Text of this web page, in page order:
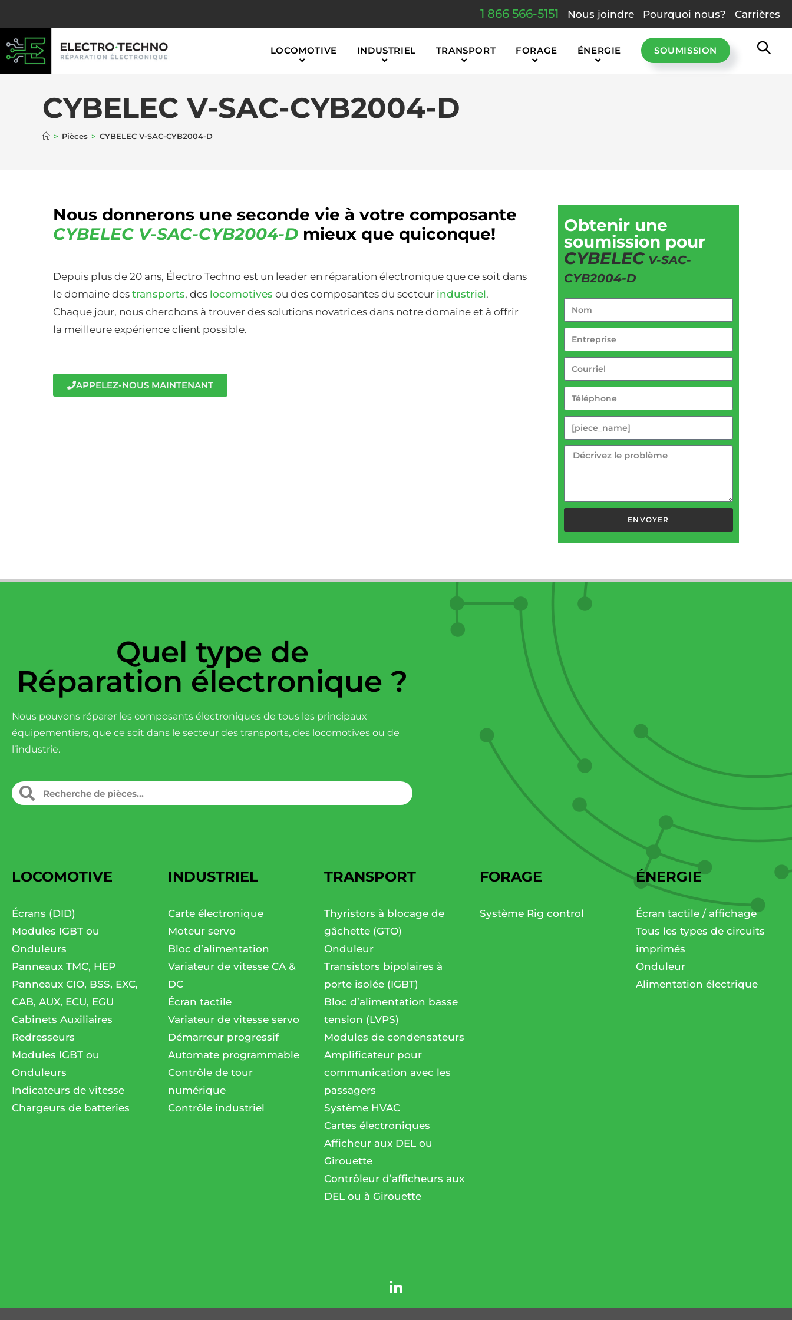
1 866 566-5151 Nous joindre Pourquoi nous? Carrières
LOCOMOTIVE INDUSTRIEL TRANSPORT FORAGE ÉNERGIE SOUMISSION
CYBELEC V-SAC-CYB2004-D
> Pièces > CYBELEC V-SAC-CYB2004-D
Nous donnerons une seconde vie à votre composante
CYBELEC V-SAC-CYB2004-D mieux que quiconque!
Depuis plus de 20 ans, Électro Techno est un leader en réparation électronique que ce soit dans
le domaine des transports, des locomotives ou des composantes du secteur industriel.
Chaque jour, nous cherchons à trouver des solutions novatrices dans notre domaine et à offrir
la meilleure expérience client possible.
APPELEZ-NOUS MAINTENANT
Obtenir une
soumission pour
CYBELECV-SAC-
CYB2004-D
ENVOYER
Quel type de
Réparation électronique ?
Nous pouvons réparer les composants électroniques de tous les principaux
équipementiers, que ce soit dans le secteur des transports, des locomotives ou de
l’industrie.
LOCOMOTIVE
Écrans (DID)
Modules IGBT ou
Onduleurs
Panneaux TMC, HEP
Panneaux CIO, BSS, EXC,
CAB, AUX, ECU, EGU
Cabinets Auxiliaires
Redresseurs
Modules IGBT ou
Onduleurs
Indicateurs de vitesse
Chargeurs de batteries
INDUSTRIEL
Carte électronique
Moteur servo
Bloc d’alimentation
Variateur de vitesse CA &
DC
Écran tactile
Variateur de vitesse servo
Démarreur progressif
Automate programmable
Contrôle de tour
numérique
Contrôle industriel
TRANSPORT
Thyristors à blocage de
gâchette (GTO)
Onduleur
Transistors bipolaires à
porte isolée (IGBT)
Bloc d’alimentation basse
tension (LVPS)
Modules de condensateurs
Amplificateur pour
communication avec les
passagers
Système HVAC
Cartes électroniques
Afficheur aux DEL ou
Girouette
Contrôleur d’afficheurs aux
DEL ou à Girouette
FORAGE
Système Rig control
ÉNERGIE
Écran tactile / affichage
Tous les types de circuits
imprimés
Onduleur
Alimentation électrique